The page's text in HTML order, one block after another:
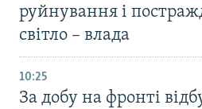
руйнування і
світло – влада
10:25
За добу на фронті